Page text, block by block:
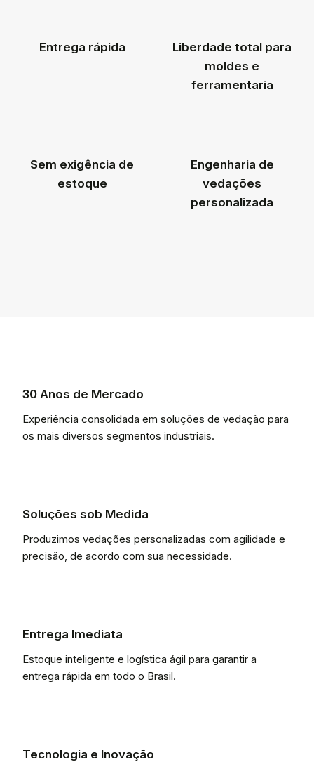
Entrega rápida
Liberdade total para
moldes e
ferramentaria
Sem exigência de
estoque
Engenharia de
vedações
personalizada
30 Anos de Mercado
Experiência consolidada em soluções de vedação para
os mais diversos segmentos industriais.
Soluções sob Medida
Produzimos vedações personalizadas com agilidade e
precisão, de acordo com sua necessidade.
Entrega Imediata
Estoque inteligente e logística ágil para garantir a
entrega rápida em todo o Brasil.
Tecnologia e Inovação